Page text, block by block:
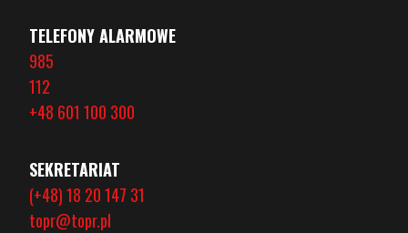
TELEFONY ALARMOWE
985
112
+48 601 100 300
SEKRETARIAT
(+48) 18 20 147 31
topr@topr.pl